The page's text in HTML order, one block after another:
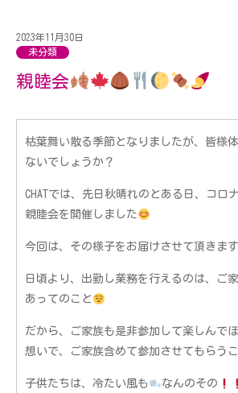
2023年11月30日
未分類
親睦会
枯葉舞い散る季節となりましたが、皆様
ないでしょうか？
CHATでは、先日秋晴れのとある日、コロ
親睦会を開催しました
今回は、その様子をお届けさせて頂きます
日頃より、出勤し業務を行えるのは、ご
あってのこと
だから、ご家族も是非参加して楽しんで
想いで、ご家族含めて参加させてもらう
子供たちは、冷たい風も なんのその